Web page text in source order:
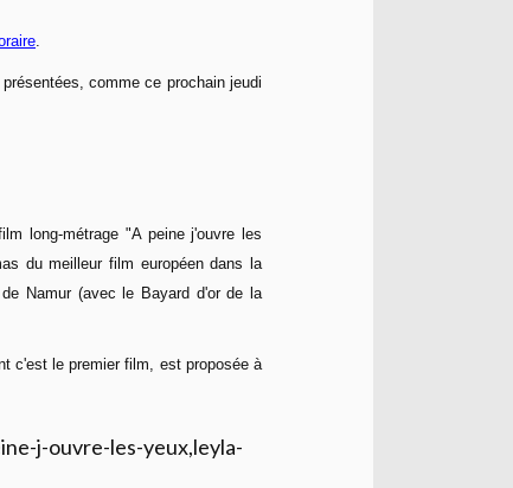
comme ce prochain jeudi
long-métrage "A peine j'ouvre les
du meilleur film européen dans la
Namur (avec le Bayard d'or de la
c'est le premier film, est proposée à